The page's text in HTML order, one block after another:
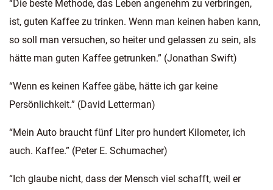
“Die beste Methode, das Leben angenehm zu verbringen,
ist, guten Kaffee zu trinken. Wenn man keinen haben kann,
so soll man versuchen, so heiter und gelassen zu sein, als
hätte man guten Kaffee getrunken.” (Jonathan Swift)
“Wenn es keinen Kaffee gäbe, hätte ich gar keine
Persönlichkeit.” (David Letterman)
“Mein Auto braucht fünf Liter pro hundert Kilometer, ich
auch. Kaffee.” (Peter E. Schumacher)
“Ich glaube nicht, dass der Mensch viel schafft, weil er